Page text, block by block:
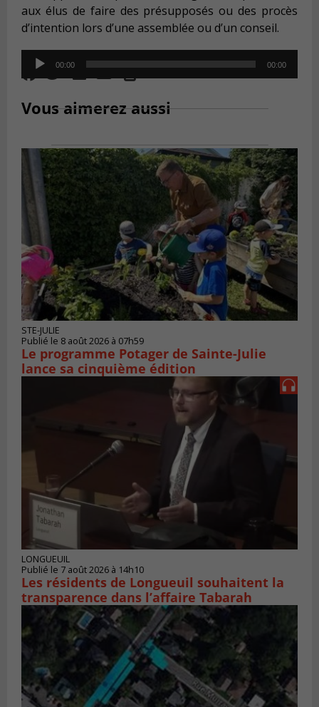
aux élus de faire des présupposés ou des procès
d’intention lors d’une assemblée ou d’un conseil.
Audio
Player
00:00 00:00
Vous aimerez aussi
STE-JULIE
Publié le 8 août 2026 à 07h59
Le programme Potager de Sainte-Julie
lance sa cinquième édition
LONGUEUIL
Publié le 7 août 2026 à 14h10
Les résidents de Longueuil souhaitent la
transparence dans l’affaire Tabarah